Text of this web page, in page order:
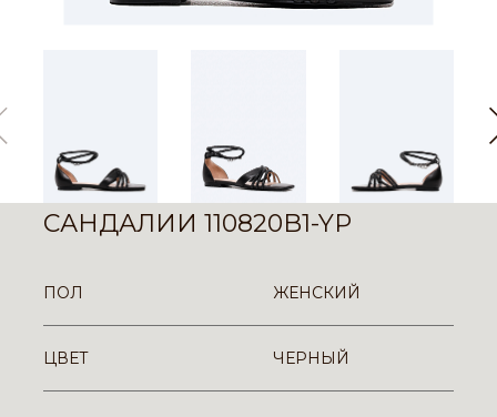
САНДАЛИИ 110820B1-YP
ПОЛ ЖЕНСКИЙ
ЦВЕТ ЧЕРНЫЙ